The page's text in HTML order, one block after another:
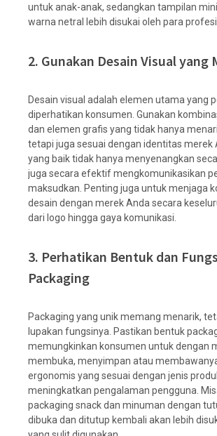
untuk anak-anak, sedangkan tampilan
warna netral lebih disukai oleh para
2. Gunakan Desain Visual yang
Desain visual adalah elemen utama yang
diperhatikan konsumen. Gunakan
dan elemen grafis yang tidak hanya
tetapi juga sesuai dengan identitas merek
yang baik tidak hanya menyenangkan
juga secara efektif mengkomunikasikan
maksudkan. Penting juga untuk menjaga
desain dengan merek Anda secara
dari logo hingga gaya komunikasi.
3. Perhatikan Bentuk dan
Packaging
Packaging yang unik memang menarik,
lupakan fungsinya. Pastikan bentuk
memungkinkan konsumen untuk dengan
membuka, menyimpan atau
ergonomis yang sesuai dengan jenis
meningkatkan pengalaman pengguna.
packaging snack dan minuman dengan
dibuka dan ditutup kembali akan lebih